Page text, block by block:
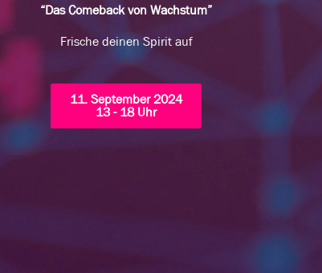
“Das Comeback von Wachstum”
Frische deinen Spirit auf
11. September 2024
13 - 18 Uhr